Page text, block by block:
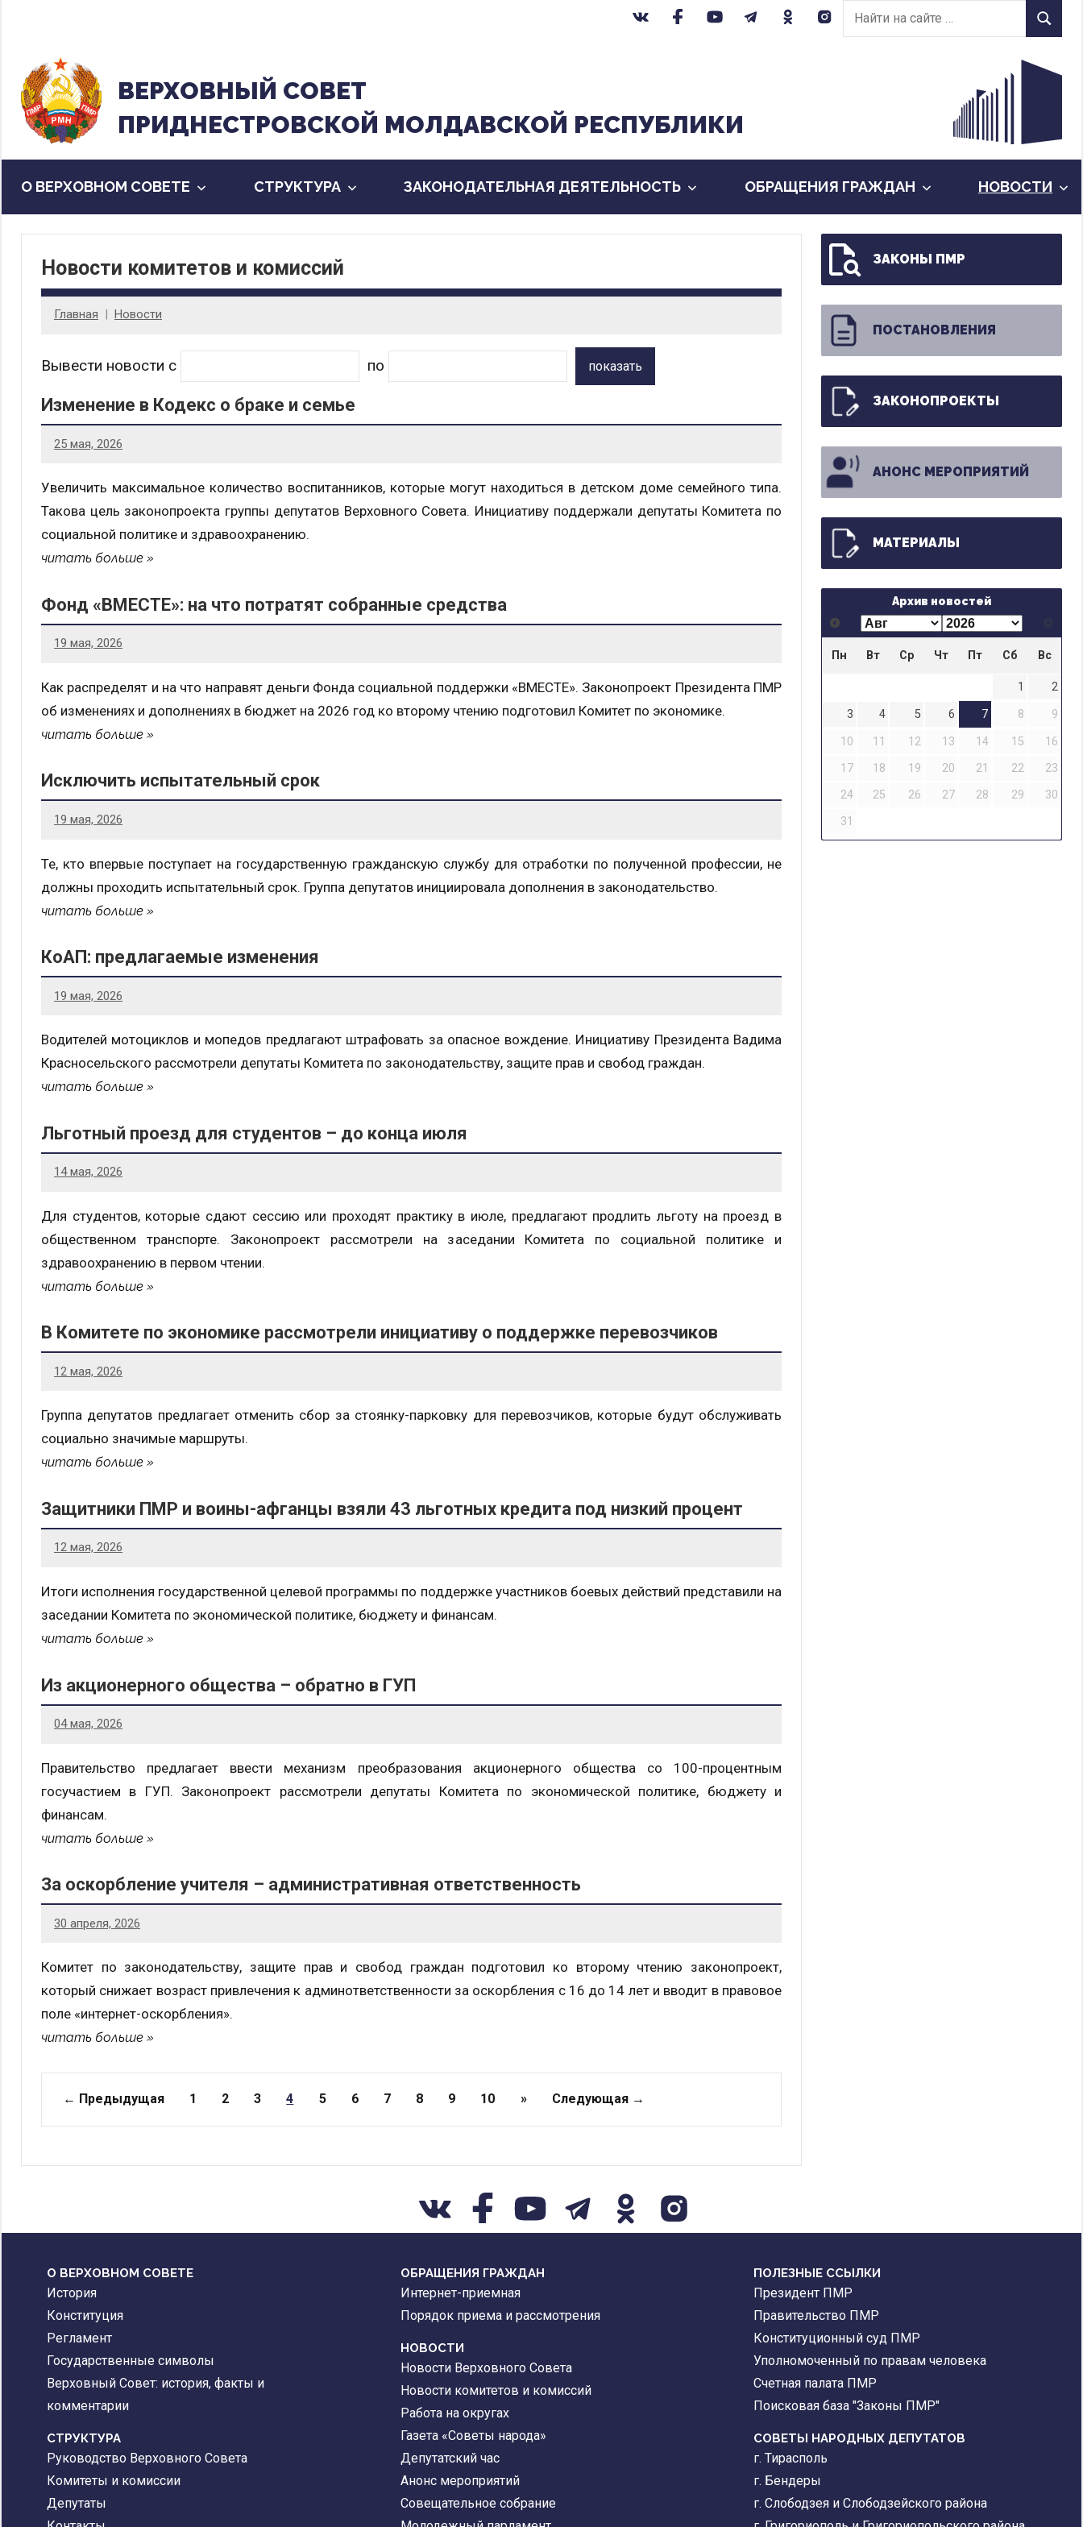
содержанию
Найти
на
Найти
ВЕРХОВНЫЙ CОВЕТ
ПРИДНЕСТРОВСКОЙ МОЛДАВСКОЙ РЕСПУБЛИКИ
О ВЕРХОВНОМ СОВЕТЕ CТРУКТУРА ЗАКОНОДАТЕЛЬНАЯ ДЕЯТЕЛЬНОСТЬ ОБРАЩЕНИЯ ГРАЖДАН НОВОСТИ
Новости комитетов и комиссий
Главная Новости
Вывести новости с по показать
Изменение в Кодекс о браке и семье
25 мая, 2026
Увеличить максимальное количество воспитанников, которые могут находиться в детском доме семейного типа.
Такова цель законопроекта группы депутатов Верховного Совета. Инициативу поддержали депутаты Комитета по
социальной политике и здравоохранению.
читать больше
Фонд «ВМЕСТЕ»: на что потратят собранные средства
19 мая, 2026
Как распределят и на что направят деньги Фонда социальной поддержки «ВМЕСТЕ». Законопроект Президента ПМР
об изменениях и дополнениях в бюджет на 2026 год ко второму чтению подготовил Комитет по экономике.
читать больше
Исключить испытательный срок
19 мая, 2026
Те, кто впервые поступает на государственную гражданскую службу для отработки по полученной профессии, не
должны проходить испытательный срок. Группа депутатов инициировала дополнения в законодательство.
читать больше
КоАП: предлагаемые изменения
19 мая, 2026
Водителей мотоциклов и мопедов предлагают штрафовать за опасное вождение. Инициативу Президента Вадима
Красносельского рассмотрели депутаты Комитета по законодательству, защите прав и свобод граждан.
читать больше
Льготный проезд для студентов – до конца июля
14 мая, 2026
Для студентов, которые сдают сессию или проходят практику в июле, предлагают продлить льготу на проезд в
общественном транспорте. Законопроект рассмотрели на заседании Комитета по социальной политике и
здравоохранению в первом чтении.
читать больше
В Комитете по экономике рассмотрели инициативу о поддержке перевозчиков
12 мая, 2026
Группа депутатов предлагает отменить сбор за стоянку-парковку для перевозчиков, которые будут обслуживать
социально значимые маршруты.
читать больше
Защитники ПМР и воины-афганцы взяли 43 льготных кредита под низкий процент
12 мая, 2026
Итоги исполнения государственной целевой программы по поддержке участников боевых действий представили на
заседании Комитета по экономической политике, бюджету и финансам.
читать больше
Из акционерного общества – обратно в ГУП
04 мая, 2026
Правительство предлагает ввести механизм преобразования акционерного общества со 100-процентным
госучастием в ГУП. Законопроект рассмотрели депутаты Комитета по экономической политике, бюджету и
финансам.
читать больше
За оскорбление учителя – административная ответственность
30 апреля, 2026
Комитет по законодательству, защите прав и свобод граждан подготовил ко второму чтению законопроект,
который снижает возраст привлечения к админответственности за оскорбления с 16 до 14 лет и вводит в правовое
поле «интернет-оскорбления».
читать больше
Страницы
← Предыдущая 1 2 3 4 5 6 7 8 9 10 » Следующая →
ЗАКОНЫ ПМР
ПОСТАНОВЛЕНИЯ
ЗАКОНОПРОЕКТЫ
АНОНС МЕРОПРИЯТИЙ
МАТЕРИАЛЫ
Архив новостей
Пн Вт Ср Чт Пт Сб Вс
1
2
3
4 5 6 7 8
9
10
11 12 13 14 15
16
17
18 19 20 21 22
23
24
25 26 27 28 29
30
31
О ВЕРХОВНОМ СОВЕТЕ
История
Конституция
Регламент
Государственные символы
Верховный Совет: история, факты и
комментарии
CТРУКТУРА
Руководство Верховного Совета
Комитеты и комиссии
Депутаты
ОБРАЩЕНИЯ ГРАЖДАН
Интернет-приемная
Порядок приема и рассмотрения
НОВОСТИ
Новости Верховного Совета
Новости комитетов и комиссий
Работа на округах
Газета «Советы народа»
Депутатский час
Анонс мероприятий
Совещательное собрание
ПОЛЕЗНЫЕ ССЫЛКИ
Президент ПМР
Правительство ПМР
Конституционный суд ПМР
Уполномоченный по правам человека
Счетная палата ПМР
Поисковая база "Законы ПМР"
СОВЕТЫ НАРОДНЫХ ДЕПУТАТОВ
г. Тирасполь
г. Бендеры
г. Слободзея и Слободзейского района